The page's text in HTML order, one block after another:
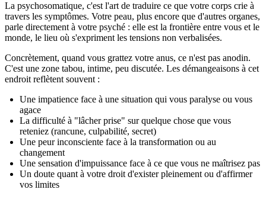
La psychosomatique, c'est l'art de traduire ce que votre corps crie à
travers les symptômes. Votre peau, plus encore que d'autres organes,
parle directement à votre psyché : elle est la frontière entre vous et le
monde, le lieu où s'expriment les tensions non verbalisées.
Concrètement, quand vous grattez votre anus, ce n'est pas anodin.
C'est une zone tabou, intime, peu discutée. Les démangeaisons à cet
endroit reflètent souvent :
Une impatience face à une situation qui vous paralyse ou vous
agace
La difficulté à "lâcher prise" sur quelque chose que vous
reteniez (rancune, culpabilité, secret)
Une peur inconsciente face à la transformation ou au
changement
Une sensation d'impuissance face à ce que vous ne maîtrisez pas
Un doute quant à votre droit d'exister pleinement ou d'affirmer
vos limites